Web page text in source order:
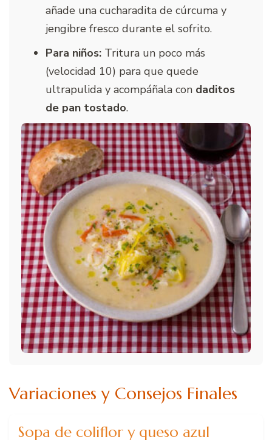
añade una cucharadita de cúrcuma y
jengibre fresco durante el sofrito.
Para niños: Tritura un poco más
(velocidad 10) para que quede
ultrapulida y acompáñala con daditos
de pan tostado.
Variaciones y Consejos Finales
Sopa de coliflor y queso azul